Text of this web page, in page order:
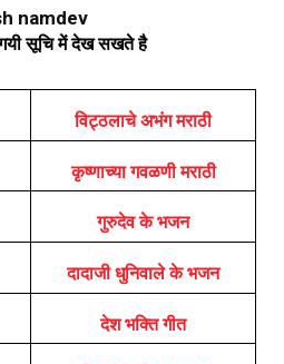
namdev
सूचि में देख सखते है
विट्ठलाचे अभंग मराठी
कृष्णाच्या गवळणी मराठी
गुरुदेव के भजन
दादाजी धुनिवाले के भजन
देश भक्ति गीत